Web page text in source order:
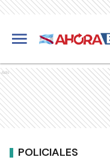
Ads
POLICIALES